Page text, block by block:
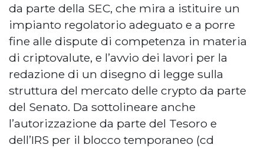
da parte della SEC, che mira a istituire un
impianto regolatorio adeguato e a porre
fine alle dispute di competenza in materia
di criptovalute, e l’avvio dei lavori per la
redazione di un disegno di legge sulla
struttura del mercato delle crypto da parte
del Senato. Da sottolineare anche
l’autorizzazione da parte del Tesoro e
dell’IRS per il blocco temporaneo (cd